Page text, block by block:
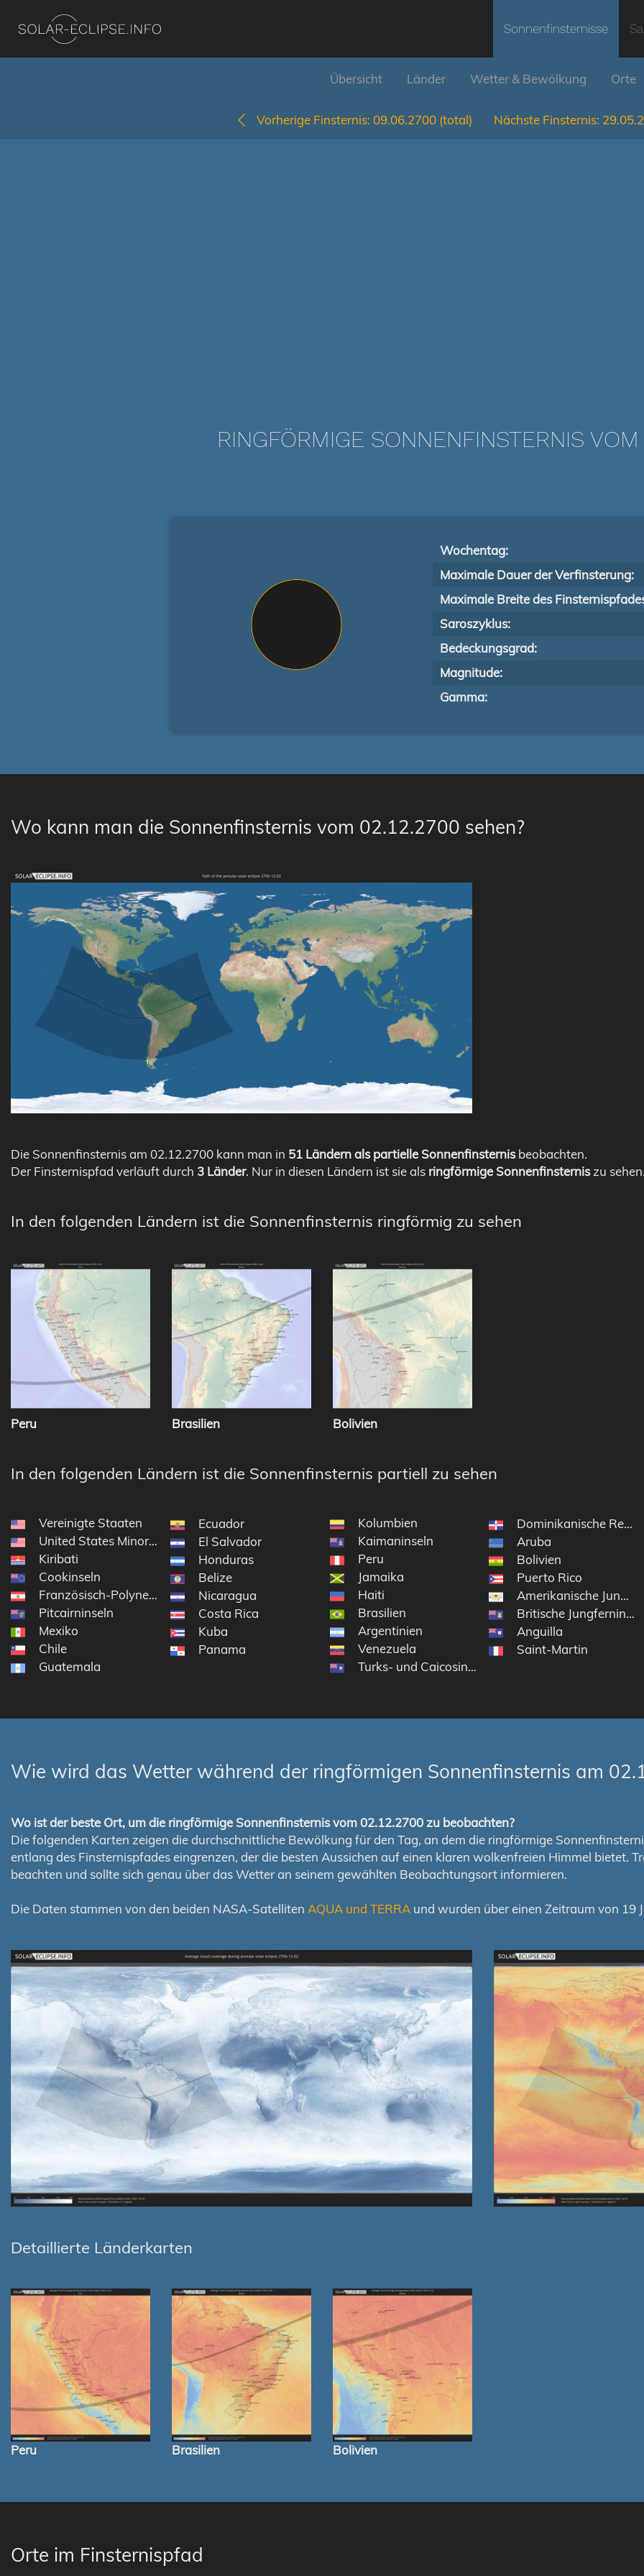
Sonnenfinsternisse
Übersicht Länder Wetter & Bewölkung Orte
Vorherige Finsternis: 09.06.2700 (total) Nächste Finsternis:
RINGFÖRMIGE SONNENFINSTERNIS
Wochentag:
Maximale Dauer der Verfinsterung:
Maximale Breite des
Saroszyklus:
Bedeckungsgrad:
Magnitude:
Gamma:
Wo kann man die Sonnenfinsternis vom 02.12.2700 sehen?
Die Sonnenfinsternis am 02.12.2700 kann man in 51 Ländern als partielle Sonnenfinsternisbeobachten.
Der Finsternispfad verläuft durch 3 Länder. Nur in diesen Ländern ist sie als ringförmige Sonnenfinsterniszu
In den folgenden Ländern ist die Sonnenfinsternis ringförmig zu sehen
Peru Brasilien Bolivien
In den folgenden Ländern ist die Sonnenfinsternis partiell zu sehen
Vereinigte Staaten
United States Minor Outlying Islands
Kiribati
Cookinseln
Französisch-Polynesien
Pitcairninseln
Mexiko
Chile
Guatemala
Ecuador
El Salvador
Honduras
Belize
Nicaragua
Costa Rica
Kuba
Panama
Kolumbien
Kaimaninseln
Peru
Jamaika
Haiti
Brasilien
Argentinien
Venezuela
Turks- und Caicosinseln
Dominikanische
Aruba
Bolivien
Puerto Rico
Amerikanische
Britische
Anguilla
Saint-Martin
Wie wird das Wetter während der ringförmigen Sonnenfinsternis am
Wo ist der beste Ort, um die ringförmige Sonnenfinsternis vom 02.12.2700 zu beobachten?
Die folgenden Karten zeigen die durchschnittliche Bewölkung für den Tag, an dem die ringförmige
entlang des Finsternispfades eingrenzen, der die besten Aussichen auf einen klaren wolkenfreien Himmel bietet.
beachten und sollte sich genau über das Wetter an seinem gewählten Beobachtungsort informieren.
Die Daten stammen von den beiden NASA-Satelliten AQUA und TERRA und wurden über einen Zeitraum von 19
Detaillierte Länderkarten
Peru Brasilien Bolivien
Orte im Finsternispfad